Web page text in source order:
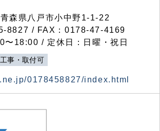
森県八戸市小中野1-1-22
8827 / FAX：0178-47-4169
〜18:00 / 定休日：日曜・祝日
工事・取付可
0178458827/index.html